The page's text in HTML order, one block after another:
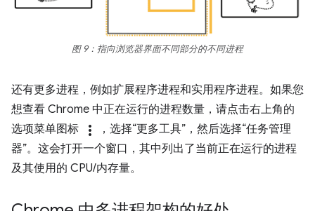
图 9：指向浏览器界面不同部分的不同进程
还有更多进程，例如扩展程序进程和实用程序进程。如果您
想查看 Chrome 中正在运行的进程数量，请点击右上角的
选项菜单图标
more_vert
，选择“更多工具”，然后选择“任务管理
器”。这会打开一个窗口，其中列出了当前正在运行的进程
及其使用的 CPU/内存量。